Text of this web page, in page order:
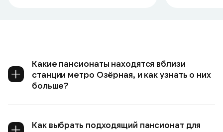
Какие пансионаты находятся вблизи
станции метро Озёрная, и как узнать о них
больше?
Как выбрать подходящий пансионат для